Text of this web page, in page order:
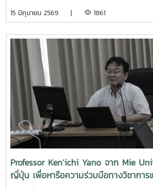
ไปคณะวิศวกรรมและอุตสาหกรรมเกษตร ขอร่ว
นักศึกษา ที่สามารถต่อยอดองค์ความรู้สู่การส
การเป็นผู้ประกอบการแห่งอนาคตได้อย่างโดด
วิทยาศาสตร์เทคโนโลยีเกษตรและอาหาร
Park
(MAP)https://www.facebook.com/share/
ดร.พิไลวรรณ พรประสิทธ์ ผู้ช่วยคณบดีฝ่ายบริห
หลักสูตรวิศวกรรมศาสตรบัณฑิต สาขาวิศวกร
การอบรมเชิงปฏิบัติการ "SIPOC Model กับก
การดำเนินการตามเกณฑ์ EdPEx" ใน วันที่
2569 ที่โรงแรมยูนิมมาน โดย ได้รับเกียรติจา
ศาสตราจารย์ ดร.สุภัทร พัฒน์วิชัยโชติ" คณะ
มหาวิทยาลัยเกษตรศาสตร์ เป็นวิทยากรการ
เสริมให้บุคลากรนำความรู้ที่ได้ ใช้ในการวิเคราะ
เชื่อมโยงกระบวนการ เพื่อมุ่งสู่ความเป็นเลิศ
15 มิถุนายน 2569 | 1861
Professor Ken’ichi Yano จาก Mie
ญี่ปุ่น เพื่อหารือความร่วมมือทางวิชาการ